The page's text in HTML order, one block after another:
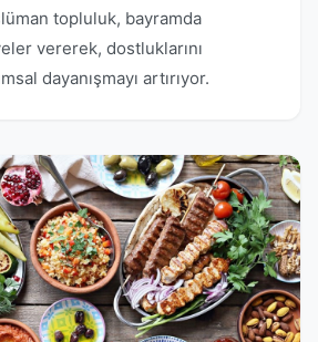
topluluk, bayramda
vererek, dostluklarını
dayanışmayı artırıyor.